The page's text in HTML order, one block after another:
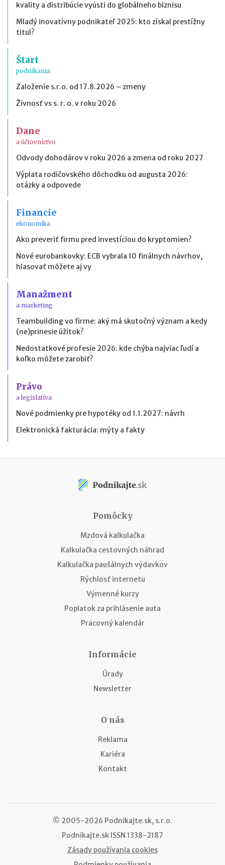
kvality a distribúcie vyústi do globálneho biznisu
Mladý inovatívny podnikateľ 2025: kto získal prestížny
titul?
Štart
podnikania
Založenie s.r.o. od 17.8.2026 – zmeny
Živnosť vs s. r. o. v roku 2026
Dane
a účtovníctvo
Odvody dohodárov v roku 2026 a zmena od roku 2027
Výplata rodičovského dôchodku od augusta 2026:
otázky a odpovede
Financie
ekonomika
Ako preveriť firmu pred investíciou do kryptomien?
Nové eurobankovky: ECB vybrala 10 finálnych návrhov,
hlasovať môžete aj vy
Manažment
a marketing
Teambuilding vo firme: aký má skutočný význam a kedy
(ne)prinesie úžitok?
Nedostatkové profesie 2026: kde chýba najviac ľudí a
koľko môžete zarobiť?
Právo
a legislatíva
Nové podmienky pre hypotéky od 1.1.2027: návrh
Elektronická fakturácia: mýty a fakty
Pomôcky
Mzdová kalkulačka
Kalkulačka cestovných náhrad
Kalkulačka paušálnych výdavkov
Rýchlosť internetu
Výmenné kurzy
Poplatok za prihlásenie auta
Pracovný kalendár
Informácie
Úrady
Newsletter
O nás
Reklama
Kariéra
Kontakt
© 2005-2026 Podnikajte.sk, s.r.o.
Podnikajte.sk ISSN 1338-2187
Zásady používania cookies